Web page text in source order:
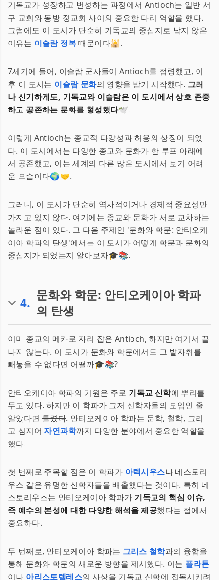
기독교가 성장하고 번성하는 과정에서 Antioch는 일반 서
구 교회와 동방 정교회 사이의 중요한 다리 역할을 했다.
그럼에도 이 도시가 단순히 기독교의 중심지로 남지 않은
이유는 이슬람 정복때문이다🕌.
7세기에 들어, 이슬람 군사들이 Antioch를 점령했고, 이
후 이 도시는 이슬람 문화의 영향을 받기 시작했다. 그러
나 신기하게도, 기독교와 이슬람은 이 도시에서 상호 존중
하고 공존하는 문화를 형성했다🕊️.
이렇게 Antioch는 종교적 다양성과 허용의 상징이 되었
다. 이 도시에서는 다양한 종교와 문화가 한 루프 아래에
서 공존했고, 이는 세계의 다른 많은 도시에서 보기 어려
운 모습이다🌍🤝.
그러니, 이 도시가 단순히 역사적이거나 경제적 중요성만
가지고 있지 않다. 여기에는 종교와 문화가 서로 교차하는
놀라운 점이 있다. 그 다음 주제인 '문화와 학문: 안티오케
이아 학파의 탄생'에서는 이 도시가 어떻게 학문과 문화의
중심지가 되었는지 알아보자🎓📚.
4. 문화와 학문: 안티오케이아 학파
의 탄생
이미 종교의 메카로 자리 잡은 Antioch, 하지만 여기서 끝
나지 않는다. 이 도시가 문화와 학문에서도 그 발자취를
빼놓을 수 없다면 어떨까🎓📚?
안티오케이아 학파의 기원은 주로 기독교 신학에 뿌리를
두고 있다. 하지만 이 학파가 그저 신학자들의 모임인 줄
알았다면 틀렸다. 안티오케이아 학파는 문학, 철학, 그리
고 심지어자연과학까지 다양한 분야에서 중요한 역할을
했다.
첫 번째로 주목할 점은 이 학파가 아렉시우스나 네스토리
우스 같은 유명한 신학자들을 배출했다는 것이다. 특히 네
스토리우스는 안티오케이아 학파가 기독교의 핵심 이슈,
즉 예수의 본성에 대한 다양한 해석을 제공했다는 점에서
중요하다.
두 번째로, 안티오케이아 학파는 그리스 철학과의 융합을
통해 문화와 학문의 새로운 방향을 제시했다. 이는 플라톤
이나 아리스토텔레스의 사상을 기독교 신학에 접목시키려